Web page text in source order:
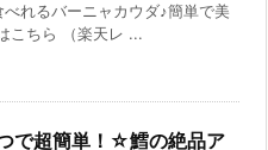
れるバーニャカウダ♪簡単で美
こちら （楽天レ ...
で超簡単！☆鱈の絶品ア